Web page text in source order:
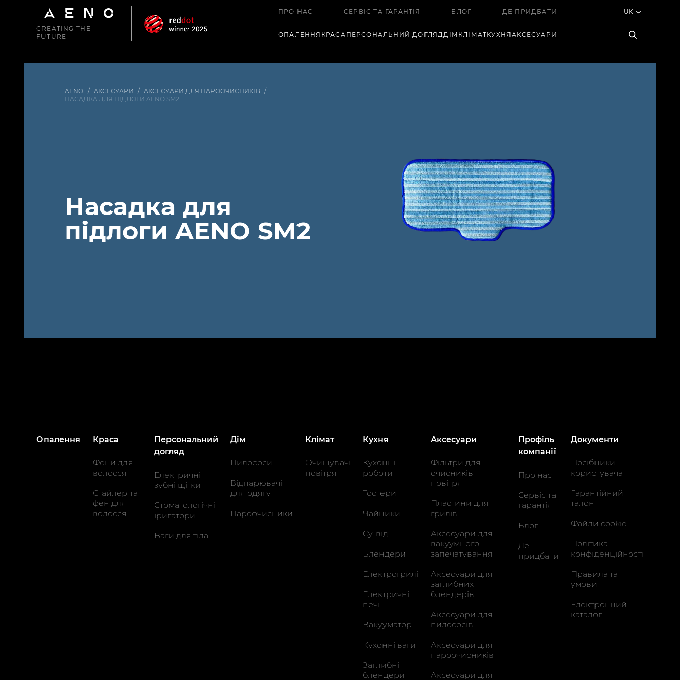
CREATING THE
FUTURE
ПРО НАС СЕРВІС ТА ГАРАНТІЯ БЛОГ ДЕ ПРИДБАТИ
ОПАЛЕННЯ КРАСА ПЕРСОНАЛЬНИЙ ДОГЛЯДДІМ КЛІМАТКУХНЯАКСЕСУАРИ
UK
AENO / АКСЕСУАРИ / АКСЕСУАРИ ДЛЯ ПАРООЧИСНИКІВ /
НАСАДКА ДЛЯ ПІДЛОГИ AENO SM2
Насадка для
підлоги AENO SM2
Опалення Краса
Фени для
волосся
Стайлер та
фен для
волосся
Персональний
догляд
Електричні
зубні щітки
Стоматологічні
іригатори
Ваги для тіла
Дім
Пилососи
Відпарювачi
для одягу
Пароочисники
Клімат
Очищувачі
повітря
Кухня
Кухонні
роботи
Тостери
Чайники
Су-від
Блендери
Електрогрилі
Електричні
печі
Вакууматор
Кухонні ваги
Заглибні
блендери
Аксесуари
Фільтри для
очисників
повітря
Пластини для
грилів
Аксесуари для
вакуумного
запечатування
Аксесуари для
заглибних
блендерів
Аксесуари для
пилососів
Аксесуари для
пароочисників
Аксесуари для
Профіль
компанії
Про нас
Сервіс та
гарантія
Блог
Де
придбати
Документи
Посібники
користувача
Гарантійний
талон
Файли cookie
Політика
конфіденційності
Правила та
умови
Електронний
каталог